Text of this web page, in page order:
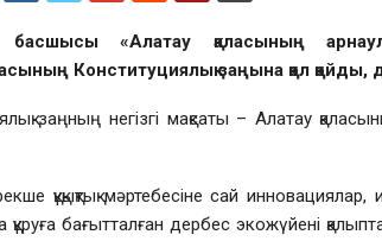
басшысы «Алатау қаласының
Конституциялық заңына қол қойды,
заңның негізгі мақсаты – Алатау
құқықтық мәртебесіне сай
құруға бағытталған дербес экожүйені